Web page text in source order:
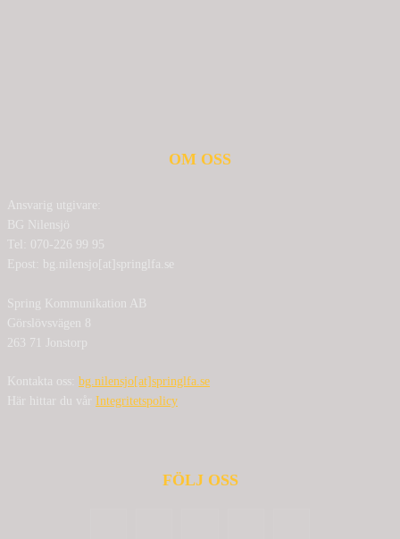
OM OSS
Ansvarig utgivare:
BG Nilensjö
Tel: 070-226 99 95
Epost: bg.nilensjo[at]springlfa.se
Spring Kommunikation AB
Görslövsvägen 8
263 71 Jonstorp
Kontakta oss: bg.nilensjo[at]springlfa.se
Här hittar du vår Integritetspolicy
FÖLJ OSS